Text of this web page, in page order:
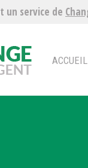
un service de
ACCUEIL
OR